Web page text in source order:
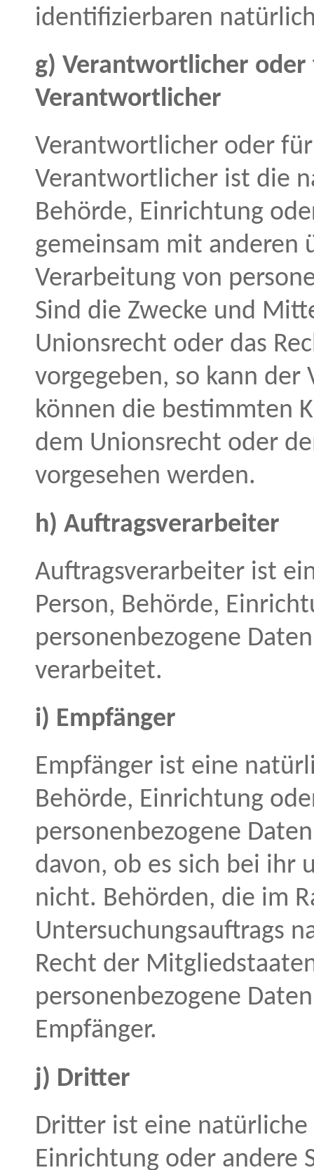
identifizierbaren
g) Verantwortlicher
Verantwortlicher
Verantwortlicher oder
Verantwortlicher ist die
Behörde, Einrichtung
gemeinsam mit anderen
Verarbeitung von
Sind die Zwecke und
Unionsrecht oder das
vorgegeben, so kann
können die bestimmten
dem Unionsrecht oder
vorgesehen werden.
h) Auftragsverarbeiter
Auftragsverarbeiter ist
Person, Behörde,
personenbezogene
verarbeitet.
i) Empfänger
Empfänger ist eine
Behörde, Einrichtung
personenbezogene
davon, ob es sich bei ihr
nicht. Behörden, die im
Untersuchungsauftrags
Recht der
personenbezogene
Empfänger.
j) Dritter
Dritter ist eine natürliche
Einrichtung oder andere